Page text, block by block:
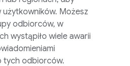
Możesz
odbiorców, w
wystąpiło wiele awarii
tych odbiorców.